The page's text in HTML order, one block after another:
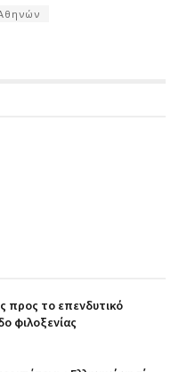
προς το επενδυτικό
φιλοξενίας